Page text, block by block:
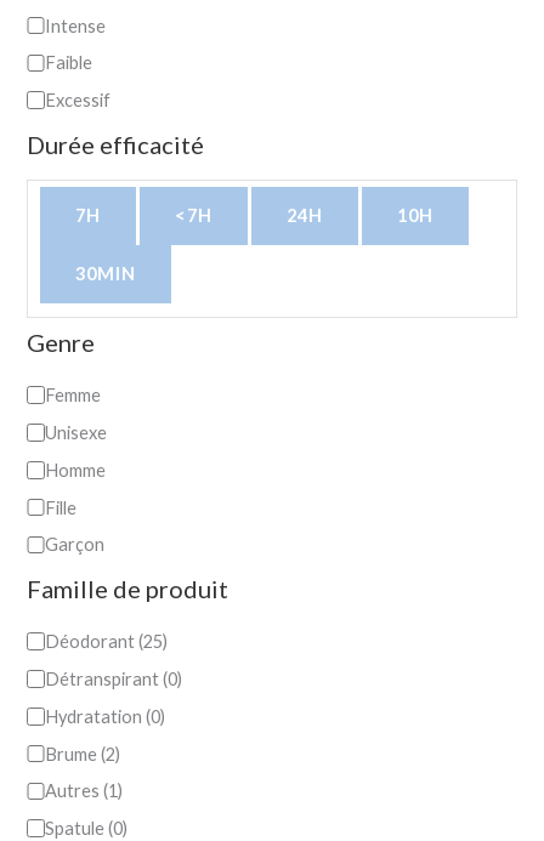
Intense
Faible
Excessif
Durée efficacité
7H <7H 24H 10H
30MIN
Genre
Femme
Unisexe
Homme
Fille
Garçon
Famille de produit
Déodorant(25)
Détranspirant(0)
Hydratation(0)
Brume(2)
Autres(1)
Spatule(0)